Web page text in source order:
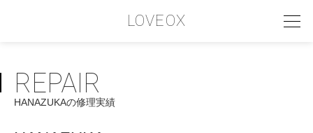
LOVEOX
PHILOSOPHY
フィロソフィー
REPAIR
HANAZUKAの修理実績